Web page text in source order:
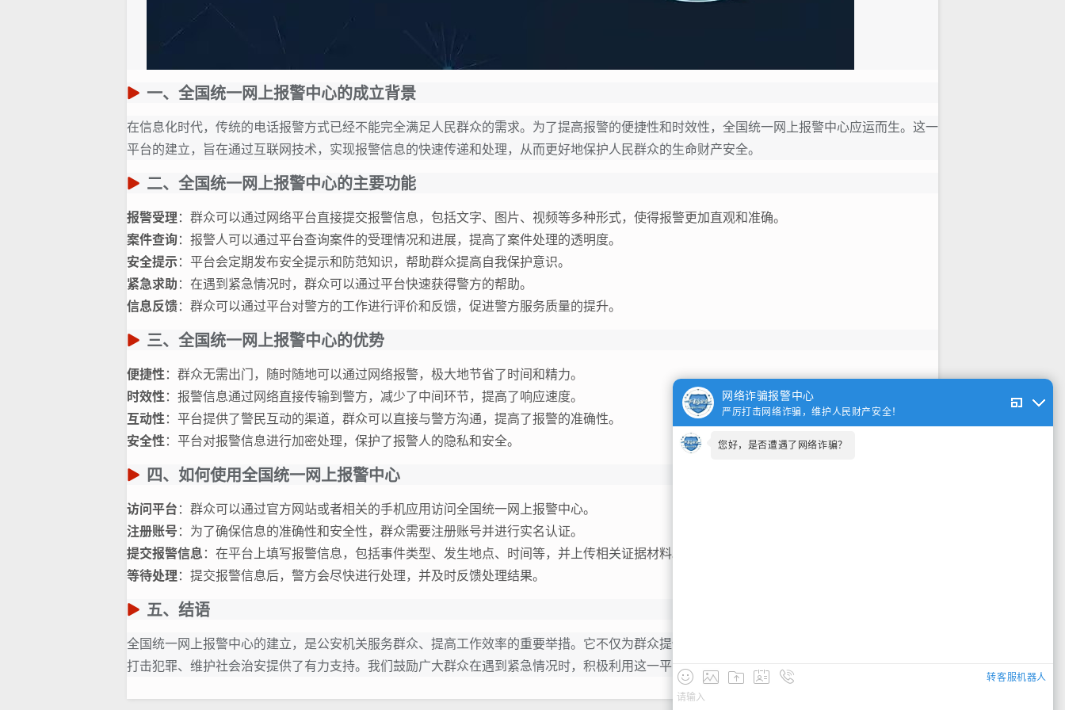
一、全国统一网上报警中心的成立背景
在信息化时代，传统的电话报警方式已经不能完全满足人民群众的需求。为了提高报警的便捷性和时效性，全国统一网上报警中心应运而生。这一
平台的建立，旨在通过互联网技术，实现报警信息的快速传递和处理，从而更好地保护人民群众的生命财产安全。
二、全国统一网上报警中心的主要功能
报警受理 ：群众可以通过网络平台直接提交报警信息，包括文字、图片、视频等多种形式，使得报警更加直观和准确。
案件查询：报警人可以通过平台查询案件的受理情况和进展，提高了案件处理的透明度。
安全提示：平台会定期发布安全提示和防范知识，帮助群众提高自我保护意识。
紧急求助 ：在遇到紧急情况时，群众可以通过平台快速获得警方的帮助。
信息反馈：群众可以通过平台对警方的工作进行评价和反馈，促进警方服务质量的提升。
三、全国统一网上报警中心的优势
便捷性：群众无需出门，随时随地可以通过网络报警，极大地节省了时间和精力。
时效性：报警信息通过网络直接传输到警方，减少了中间环节，提高了响应速度。
互动性：平台提供了警民互动的渠道，群众可以直接与警方沟通，提高了报警的准确性。
安全性：平台对报警信息进行加密处理，保护了报警人的隐私和安全。
四、如何使用全国统一网上报警中心
访问平台 ：群众可以通过官方网站或者相关的手机应用访问全国统一网上报警中心。
注册账号 ：为了确保信息的准确性和安全性，群众需要注册账号并进行实名认证。
提交报警信息 ：在平台上填写报警信息，包括事件类型、发生地点、时间等，并上传相关证据材料。
等待处理 ：提交报警信息后，警方会尽快进行处理，并及时反馈处理结果。
五、结语
全国统一网上报警中心的建立，是公安机关服务群众、提高工作效率的重要举措。它不仅为群众提供了一个便捷、高效的报警渠道，也为公安机关
打击犯罪、维护社会治安提供了有力支持。我们鼓励广大群众在遇到紧急情况时，积极利用这一平台，共同维护社会的和谐与稳定
网络诈骗报警中心
严厉打击网络诈骗，维护人民财产安全！
您好，是否遭遇了网络诈骗？
转客服机器人